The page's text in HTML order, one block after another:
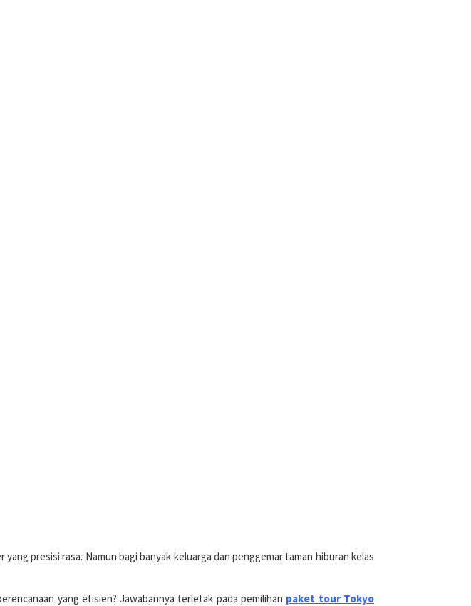
presisi rasa. Namun bagi banyak keluarga dan penggemar taman hiburan kelas
yang efisien? Jawabannya terletak pada pemilihan paket tour Tokyo